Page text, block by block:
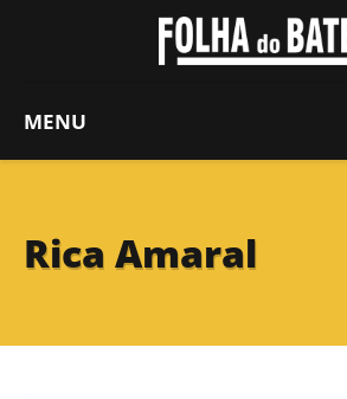
MENU
Rica Amaral